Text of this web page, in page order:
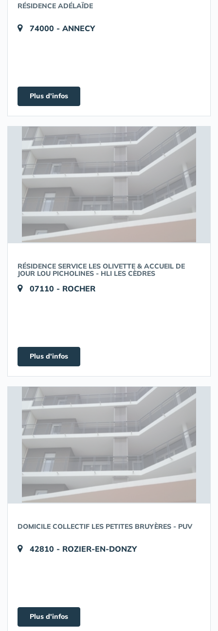
RÉSIDENCE ADÉLAÏDE
74000 - ANNECY
Plus d'infos
RÉSIDENCE SERVICE LES OLIVETTE & ACCUEIL DE
JOUR LOU PICHOLINES - HLI LES CÈDRES
07110 - ROCHER
Plus d'infos
DOMICILE COLLECTIF LES PETITES BRUYÈRES - PUV
42810 - ROZIER-EN-DONZY
Plus d'infos